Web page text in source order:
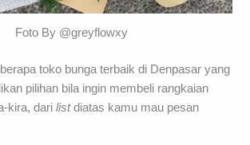
Foto By @greyflowxy
toko bunga terbaik di Denpasar yang
pilihan bila ingin membeli rangkaian
kira, darilistdiatas kamu mau pesan